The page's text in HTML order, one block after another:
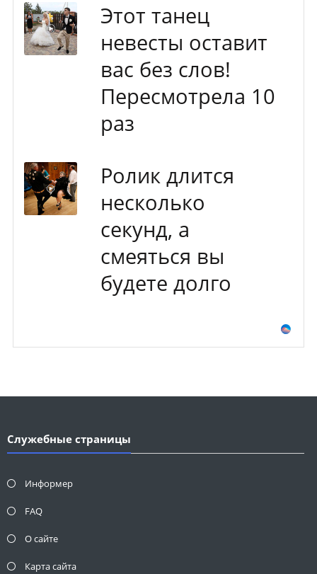
Этот танец
невесты оставит
вас без слов!
Пересмотрела 10
раз
Ролик длится
несколько
секунд, а
смеяться вы
будете долго
Служебные страницы
Информер
FAQ
О сайте
Карта сайта